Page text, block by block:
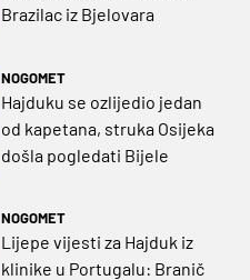
Brazilac iz Bjelovara
NOGOMET
Hajduku se ozlijedio jedan
od kapetana, struka Osijeka
došla pogledati Bijele
NOGOMET
Lijepe vijesti za Hajduk iz
klinike u Portugalu: Branič